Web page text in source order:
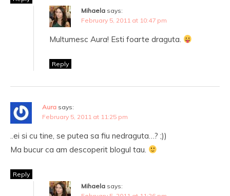
Mihaela says:
February 5, 2011 at 10:47 pm
Multumesc Aura! Esti foarte draguta.
Reply
Aura says:
February 5, 2011 at 11:25 pm
..ei si cu tine, se putea sa fiu nedraguta…? ;))
Ma bucur ca am descoperit blogul tau.
Reply
Mihaela says: